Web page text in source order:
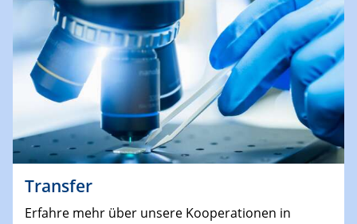
Transfer
Erfahre mehr über unsere Kooperationen in